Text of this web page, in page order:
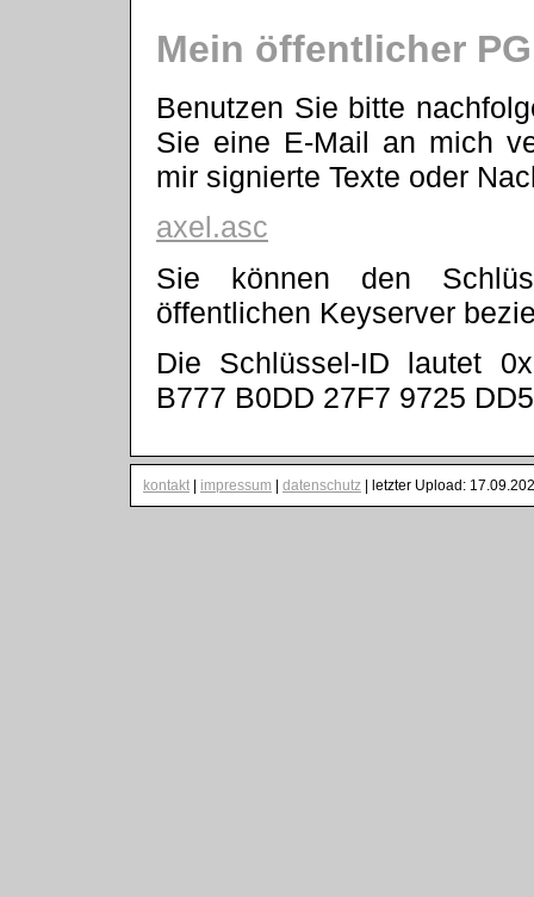
Mein öffentlicher
Benutzen Sie bitte
Sie eine E-Mail an mich
mir signierte Texte oder
axel.asc
Sie können den
öffentlichen Keyserver
Die Schlüssel-ID lautet
B777 B0DD 27F7 9725
kontakt impressum datenschutz | letzter Upload: